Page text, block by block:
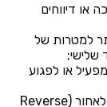
או דיווחים
למטרות של
שלישי;
או לפגוע
ניסיון לפענח או לבצע הנדסה לאחור (Reverse